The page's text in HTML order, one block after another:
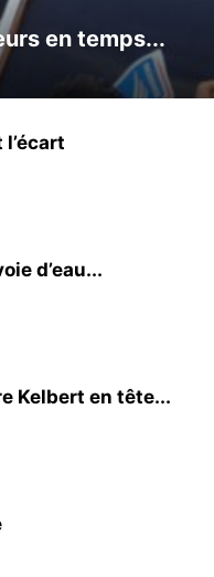
en temps...
d’eau...
Kelbert en tête...